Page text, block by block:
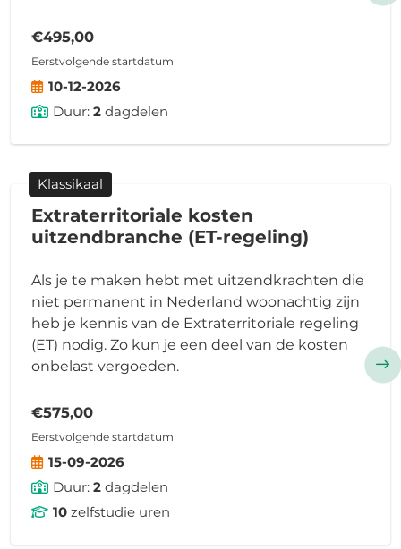
€495,00
Eerstvolgende startdatum
10-12-2026
Duur: 2dagdelen
Klassikaal
Extraterritoriale kosten
uitzendbranche (ET-regeling)
Als je te maken hebt met uitzendkrachten die
niet permanent in Nederland woonachtig zijn
heb je kennis van de Extraterritoriale regeling
(ET) nodig. Zo kun je een deel van de kosten
onbelast vergoeden.
€575,00
Eerstvolgende startdatum
15-09-2026
Duur: 2dagdelen
10zelfstudie uren